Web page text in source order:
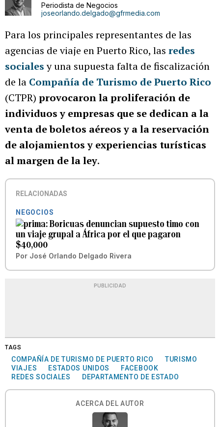
Periodista de Negocios
joseorlando.delgado@gfrmedia.com
Para los principales representantes de las
agencias de viaje en Puerto Rico, las redes
socialesy una supuesta falta de fiscalización
de la Compañía de Turismo de Puerto Rico
(CTPR) provocaron la proliferación de
individuos y empresas que se dedican a la
venta de boletos aéreos y a la reservación
de alojamientos y experiencias turísticas
al margen de la ley.
RELACIONADAS
NEGOCIOS
Boricuas denuncian supuesto timo con
un viaje grupal a África por el que pagaron
$40,000
Por José Orlando Delgado Rivera
PUBLICIDAD
TAGS
COMPAÑÍA DE TURISMO DE PUERTO RICO
TURISMO
VIAJES
ESTADOS UNIDOS
FACEBOOK
REDES SOCIALES
DEPARTAMENTO DE ESTADO
ACERCA DEL AUTOR